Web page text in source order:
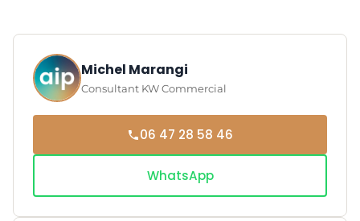
Michel Marangi
Consultant KW Commercial
06 47 28 58 46
WhatsApp